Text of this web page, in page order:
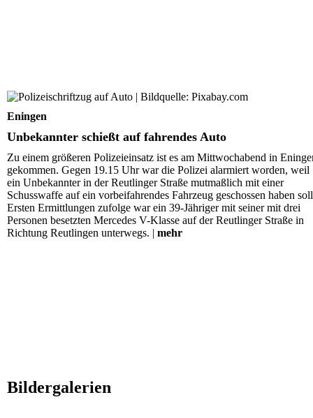
Unbekannter schießt auf fahrendes Auto
Eningen
Unbekannter schießt auf fahrendes Auto
Zu einem größeren Polizeieinsatz ist es am Mittwochabend in
gekommen. Gegen 19.15 Uhr war die Polizei alarmiert worden, weil
ein Unbekannter in der Reutlinger Straße mutmaßlich mit einer
Schusswaffe auf ein vorbeifahrendes Fahrzeug geschossen haben
Ersten Ermittlungen zufolge war ein 39-Jähriger mit seiner mit drei
Personen besetzten Mercedes V-Klasse auf der Reutlinger Straße in
Richtung Reutlingen unterwegs. | mehr
Bildergalerien